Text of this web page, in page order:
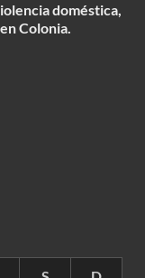
doméstica,
Colonia.